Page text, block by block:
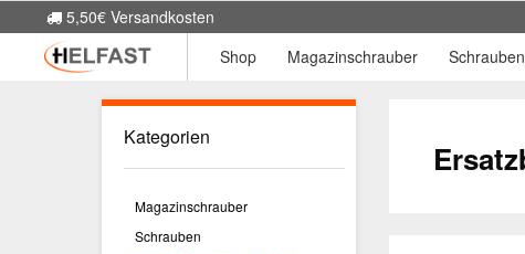
5,50€ Versandkosten
Shop
Magazinschrauber Schrauben
Kategorien
Magazinschrauber
Schrauben